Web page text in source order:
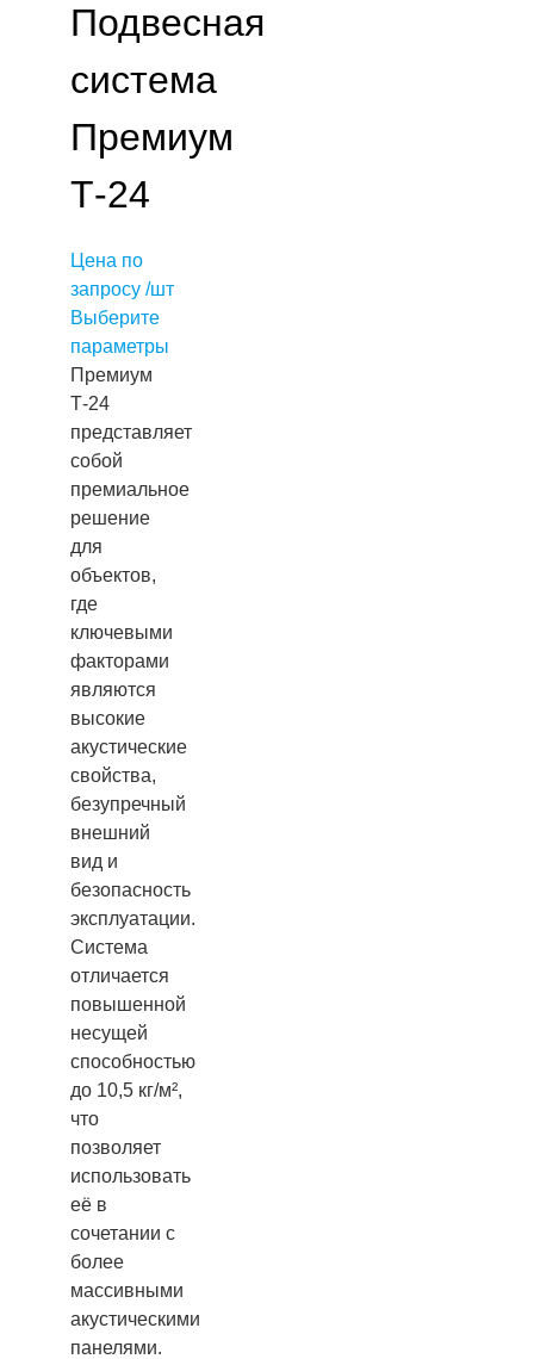
Подвесная
система
Премиум
Т-24
Цена по
запросу /шт
Выберите
параметры
Премиум
Т-24
представляет
собой
премиальное
решение
для
объектов,
где
ключевыми
факторами
являются
высокие
акустические
свойства,
безупречный
внешний
вид и
безопасность
эксплуатации.
Система
отличается
повышенной
несущей
способностью
до 10,5 кг/м²,
что
позволяет
использовать
её в
сочетании с
более
массивными
акустическими
панелями.